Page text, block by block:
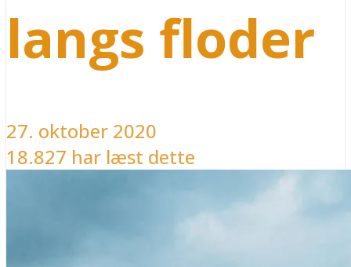
langs floder
27. oktober 2020
18.827 har læst dette